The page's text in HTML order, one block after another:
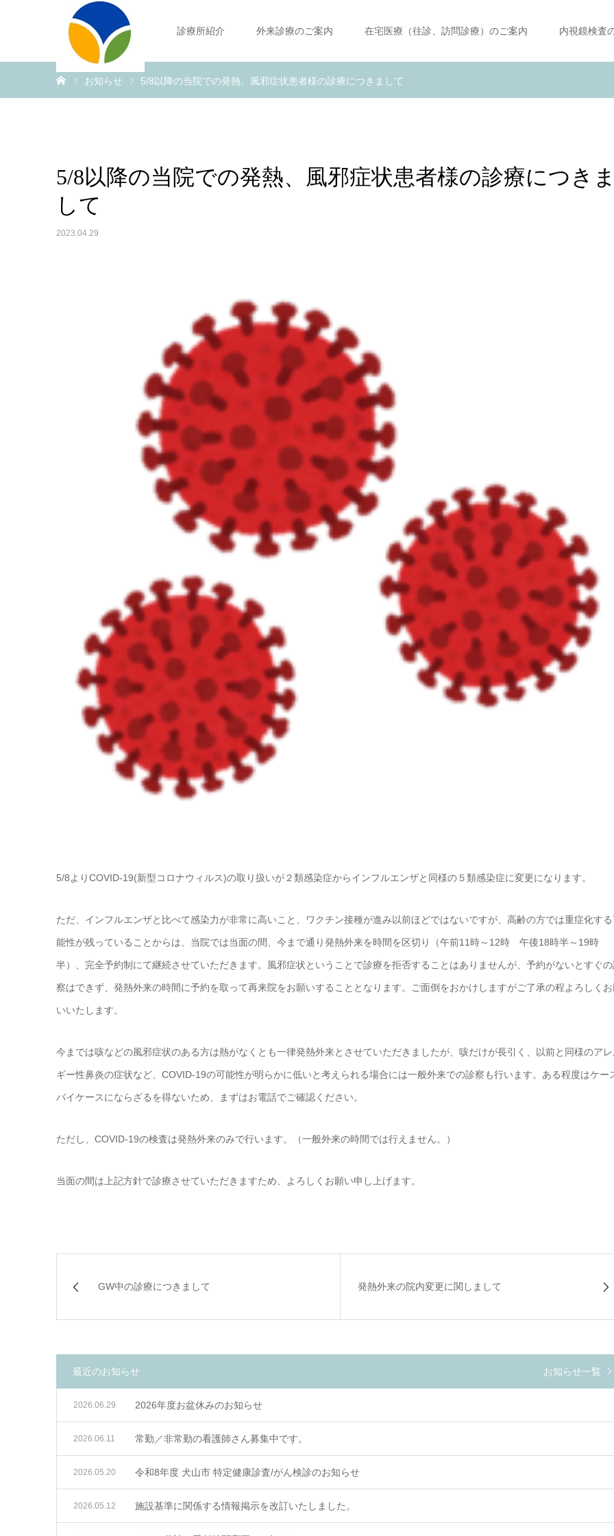
診療所紹介 外来診療のご案内 在宅医療（往診、訪問診療）のご案内 内視鏡検査
お知らせ 5/8以降の当院での発熱、風邪症状患者様の診療につきまして
5/8以降の当院での発熱、風邪症状患者様の診療につきま
して
2023.04.29
5/8よりCOVID-19(新型コロナウィルス)の取り扱いが２類感染症からインフルエンザと同様の５類感染症に変更になります。
ただ、インフルエンザと比べて感染力が非常に高いこと、ワクチン接種が進み以前ほどではないですが、高齢の方では重症化す
能性が残っていることからは、当院では当面の間、今まで通り発熱外来を時間を区切り（午前11時～12時 午後18時半～19時
半）、完全予約制にて継続させていただきます。風邪症状ということで診療を拒否することはありませんが、予約がないとすぐの
察はできず、発熱外来の時間に予約を取って再来院をお願いすることとなります。ご面倒をおかけしますがご了承の程よろしく
いいたします。
今までは咳などの風邪症状のある方は熱がなくとも一律発熱外来とさせていただきましたが、咳だけが長引く、以前と同様のア
ギー性鼻炎の症状など、COVID-19の可能性が明らかに低いと考えられる場合には一般外来での診察も行います。ある程度はケー
バイケースにならざるを得ないため、まずはお電話でご確認ください。
ただし、COVID-19の検査は発熱外来のみで行います。（一般外来の時間では行えません。）
当面の間は上記方針で診療させていただきますため、よろしくお願い申し上げます。
GW中の診療につきまして 発熱外来の院内変更に関しまして
最近のお知らせ お知らせ一覧
2026年度お盆休みのお知らせ
2026.06.29
常勤／非常勤の看護師さん募集中です。
2026.06.11
令和8年度 犬山市 特定健康診査/がん検診のお知らせ
2026.05.20
施設基準に関係する情報掲示を改訂いたしました。
2026.05.12